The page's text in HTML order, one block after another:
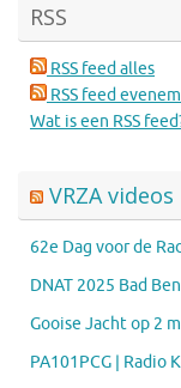
RSS
RSS feed alles
RSS feed
Wat is een RSS
VRZA videos
62e Dag voor de
DNAT 2025 Bad
Gooise Jacht op 2
PA101PCG |